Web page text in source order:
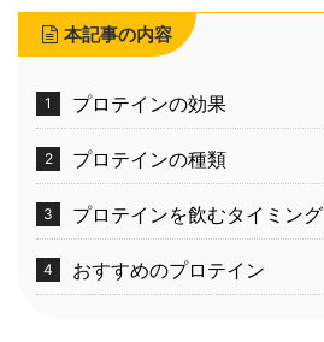
本記事の内容
プロテインの効果
プロテインの種類
プロテインを飲むタイミング
おすすめのプロテイン